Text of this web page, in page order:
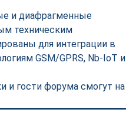
и диафрагменные
техническим
для интеграции в
GSM/GPRS, Nb-IoT и
и гости форума смогут на